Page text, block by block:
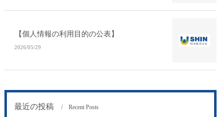
【個人情報の利用目的の公表】
2026/05/29
最近の投稿 Recent Posts